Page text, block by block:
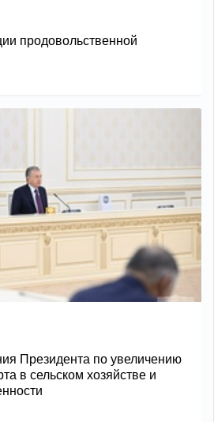
продовольственной
Президента по увеличению
в сельском хозяйстве и